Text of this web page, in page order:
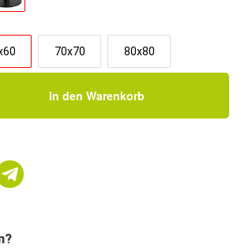
70x70 80x80
In den Warenkorb